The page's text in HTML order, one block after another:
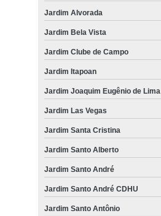
Jardim Alvorada
Jardim Bela Vista
Jardim Clube de Campo
Jardim Itapoan
Jardim Joaquim Eugênio de Lima
Jardim Las Vegas
Jardim Santa Cristina
Jardim Santo Alberto
Jardim Santo André
Jardim Santo André CDHU
Jardim Santo Antônio